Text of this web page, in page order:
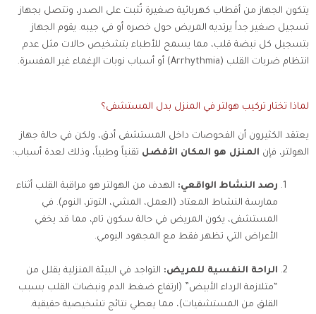
يتكون الجهاز من أقطاب كهربائية صغيرة تُثبت على الصدر، وتتصل بجهاز
تسجيل صغير جداً يرتديه المريض حول خصره أو في جيبه. يقوم الجهاز
بتسجيل كل نبضة قلب، مما يسمح للأطباء بتشخيص حالات مثل عدم
انتظام ضربات القلب (Arrhythmia) أو أسباب نوبات الإغماء غير المفسرة.
لماذا تختار تركيب هولتر في المنزل بدل المستشفى؟
يعتقد الكثيرون أن الفحوصات داخل المستشفى أدق، ولكن في حالة جهاز
الهولتر، فإن المنزل هو المكان الأفضل تقنياً وطبياً، وذلك لعدة أسباب:
رصد النشاط الواقعي: الهدف من الهولتر هو مراقبة القلب أثناء
ممارسة النشاط المعتاد (العمل، المشي، التوتر، النوم). في
المستشفى، يكون المريض في حالة سكون تام، مما قد يخفي
الأعراض التي تظهر فقط مع المجهود اليومي.
الراحة النفسية للمريض: التواجد في البيئة المنزلية يقلل من
“متلازمة الرداء الأبيض” (ارتفاع ضغط الدم ونبضات القلب بسبب
القلق من المستشفيات)، مما يعطي نتائج تشخيصية حقيقية.